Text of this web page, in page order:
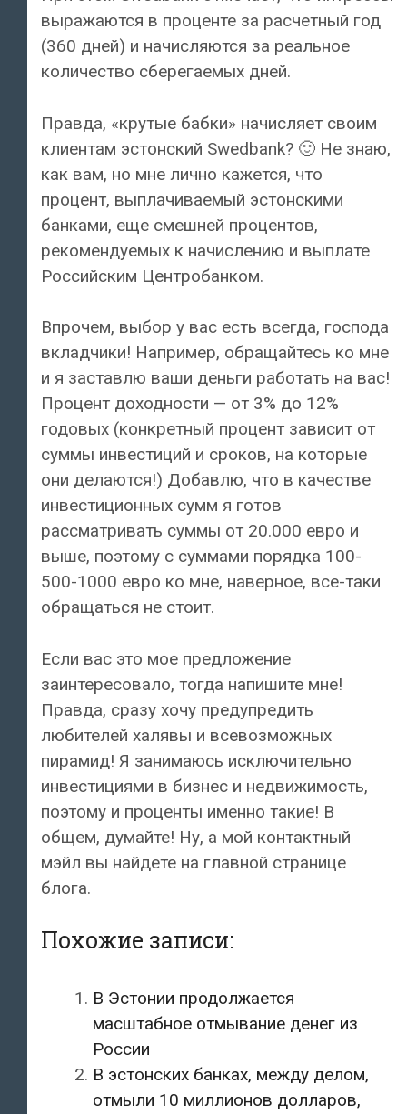
выражаются в проценте за расчетный год
(360 дней) и начисляются за реальное
количество сберегаемых дней.
Правда, «крутые бабки» начисляет своим
клиентам эстонский Swedbank? 🙂 Не знаю,
как вам, но мне лично кажется, что
процент, выплачиваемый эстонскими
банками, еще смешней процентов,
рекомендуемых к начислению и выплате
Российским Центробанком.
Впрочем, выбор у вас есть всегда, господа
вкладчики! Например, обращайтесь ко мне
и я заставлю ваши деньги работать на вас!
Процент доходности — от 3% до 12%
годовых (конкретный процент зависит от
суммы инвестиций и сроков, на которые
они делаются!) Добавлю, что в качестве
инвестиционных сумм я готов
рассматривать суммы от 20.000 евро и
выше, поэтому с суммами порядка 100-
500-1000 евро ко мне, наверное, все-таки
обращаться не стоит.
Если вас это мое предложение
заинтересовало, тогда напишите мне!
Правда, сразу хочу предупредить
любителей халявы и всевозможных
пирамид! Я занимаюсь исключительно
инвестициями в бизнес и недвижимость,
поэтому и проценты именно такие! В
общем, думайте! Ну, а мой контактный
мэйл вы найдете на главной странице
блога.
Похожие записи:
В Эстонии продолжается
масштабное отмывание денег из
России
В эстонских банках, между делом,
отмыли 10 миллионов долларов,